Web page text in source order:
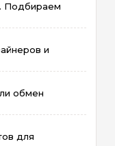
. Подбираем
и
обмен
для